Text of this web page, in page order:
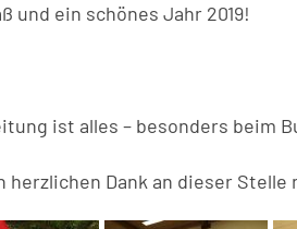
und ein schönes Jahr 2019!
ist alles – besonders beim
herzlichen Dank an dieser Stelle